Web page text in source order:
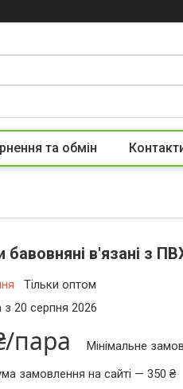
та обмін
бавовняні в'язані з
Тільки оптом
з 20 серпня 2026
пара
Мінімальне
замовлення на сайті — 350 ₴